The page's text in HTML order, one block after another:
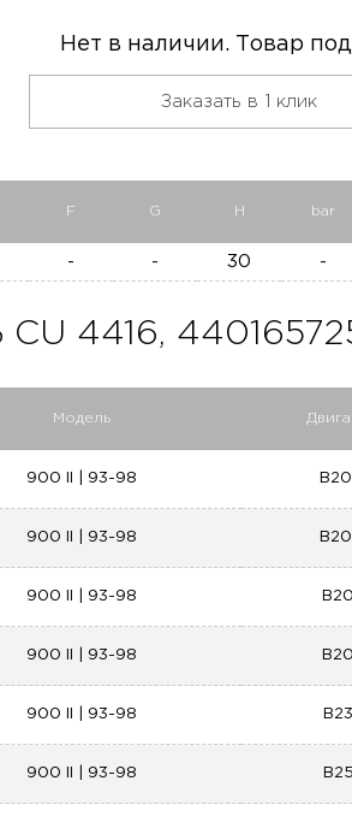
Нет в наличии. Товар под
Заказать в 1 клик
F G H bar
- - 30 -
4416,
Модель
900 II | 93-98
900 II | 93-98
900 II | 93-98
900 II | 93-98
900 II | 93-98
900 II | 93-98